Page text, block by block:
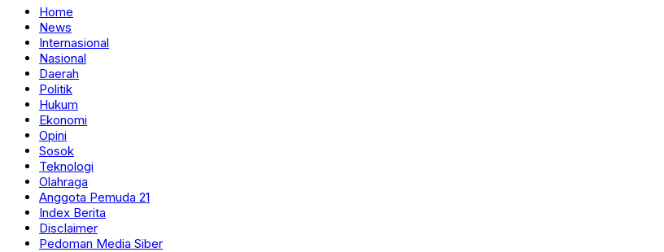
Home
News
Internasional
Nasional
Daerah
Politik
Hukum
Ekonomi
Opini
Sosok
Teknologi
Olahraga
Anggota Pemuda 21
Index Berita
Disclaimer
Pedoman Media Siber